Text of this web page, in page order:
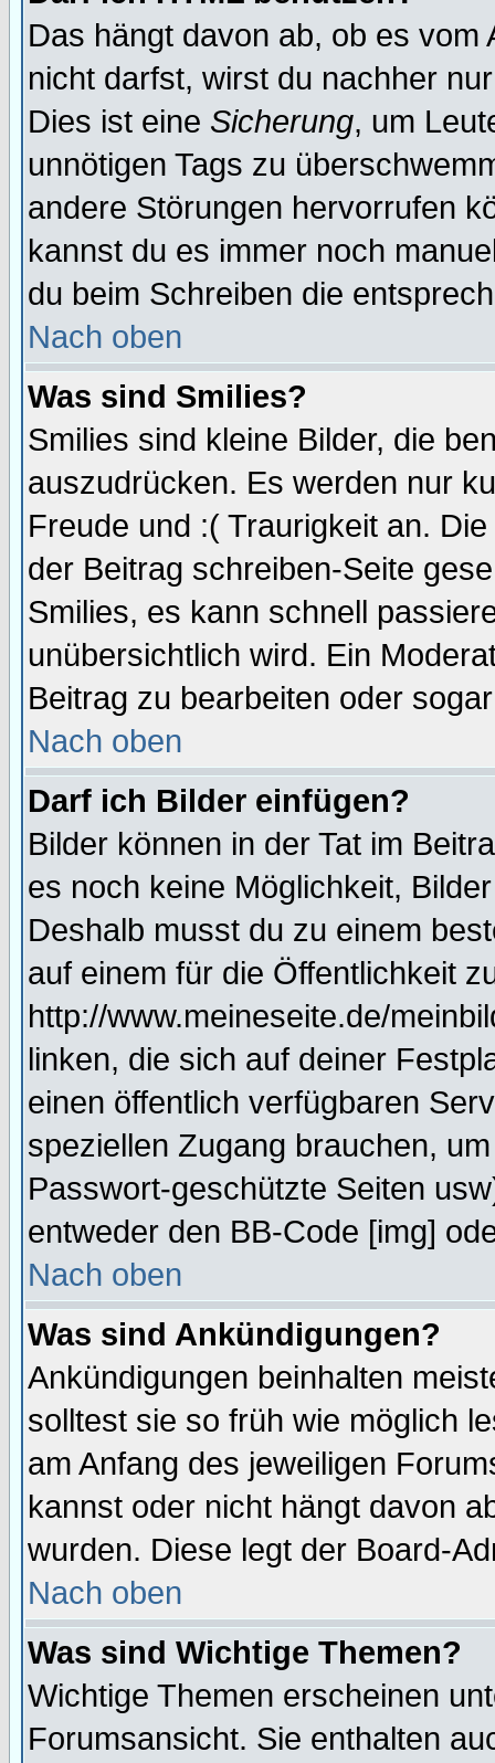
Das hängt davon ab, ob es
nicht darfst, wirst du nachher
Dies ist eine Sicherung, um
unnötigen Tags zu
andere Störungen hervorrufen
kannst du es immer noch
du beim Schreiben die
Nach oben
Was sind Smilies?
Smilies sind kleine Bilder, die
auszudrücken. Es werden nur
Freude und :( Traurigkeit an.
der Beitrag schreiben-Seite
Smilies, es kann schnell
unübersichtlich wird. Ein
Beitrag zu bearbeiten oder
Nach oben
Darf ich Bilder einfügen?
Bilder können in der Tat im
es noch keine Möglichkeit,
Deshalb musst du zu einem
auf einem für die Öffentlichkeit
http://www.meineseite.de/
linken, die sich auf deiner
einen öffentlich verfügbaren
speziellen Zugang brauchen,
Passwort-geschützte Seiten
entweder den BB-Code [img]
Nach oben
Was sind Ankündigungen?
Ankündigungen beinhalten
solltest sie so früh wie möglich
am Anfang des jeweiligen
kannst oder nicht hängt davon
wurden. Diese legt der Board-
Nach oben
Was sind Wichtige Themen?
Wichtige Themen erscheinen
Forumsansicht. Sie enthalten